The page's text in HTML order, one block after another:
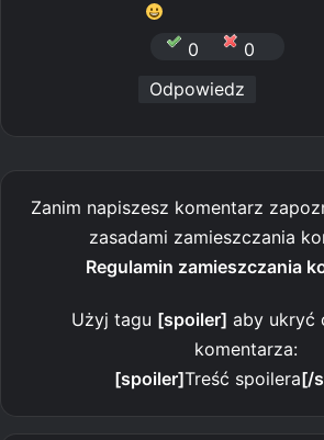
e
0
0
Odpowiedz
Zanim napiszesz komentarz
zasadami zamieszczania
Regulamin zamieszczania
Użyj tagu [spoiler] aby ukryć
komentarza:
[spoiler]Treść spoilera[/